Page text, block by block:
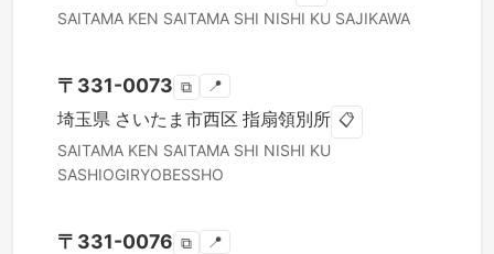
SAITAMA KEN SAITAMA SHI NISHI KU SAJIKAWA
〒 331-0073 ⧉ 📍
埼玉県 さいたま市西区 指扇領別所 📋
SAITAMA KEN SAITAMA SHI NISHI KU
SASHIOGIRYOBESSHO
〒 331-0076 ⧉ 📍